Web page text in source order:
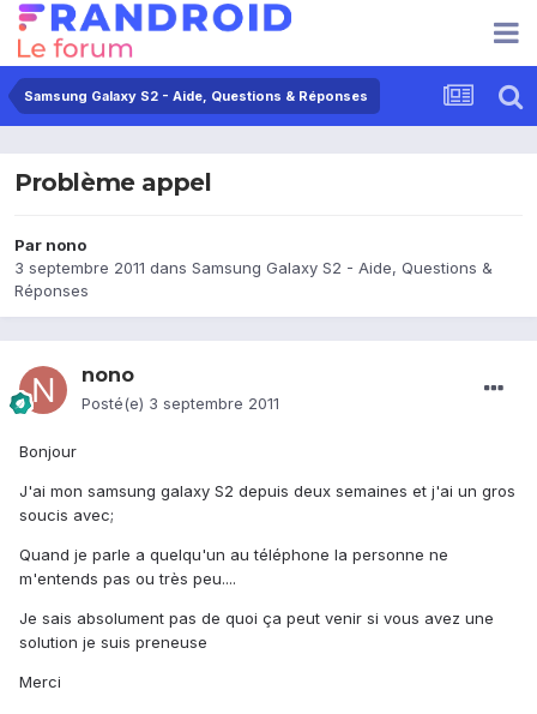
Samsung Galaxy S2 - Aide, Questions & Réponses
Problème appel
Par nono
3 septembre 2011 dans Samsung Galaxy S2 - Aide, Questions &
Réponses
nono
Posté(e) 3 septembre 2011
Bonjour
J'ai mon samsung galaxy S2 depuis deux semaines et j'ai un gros
soucis avec;
Quand je parle a quelqu'un au téléphone la personne ne
m'entends pas ou très peu....
Je sais absolument pas de quoi ça peut venir si vous avez une
solution je suis preneuse
Merci